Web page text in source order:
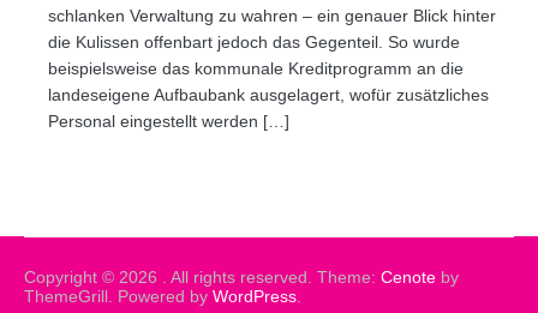
schlanken Verwaltung zu wahren – ein genauer Blick hinter
die Kulissen offenbart jedoch das Gegenteil. So wurde
beispielsweise das kommunale Kreditprogramm an die
landeseigene Aufbaubank ausgelagert, wofür zusätzliches
Personal eingestellt werden […]
Copyright © 2026 . All rights reserved. Theme: Cenote by
ThemeGrill. Powered by WordPress